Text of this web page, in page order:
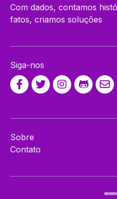
Com dados, contamos
fatos, criamos soluções
Siga-nos
Sobre
Contato